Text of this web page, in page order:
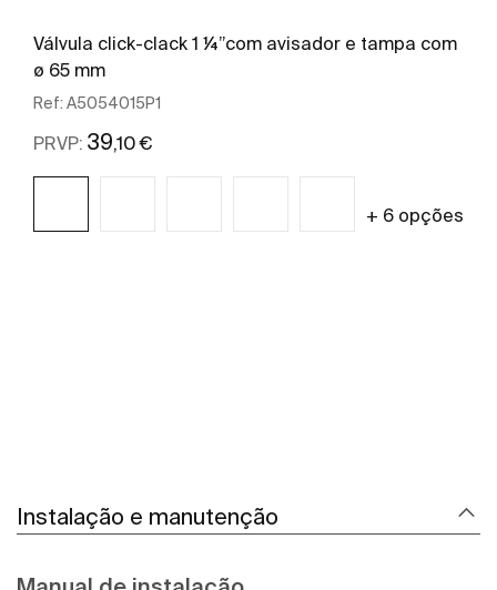
Válvula click-clack 1 ¼”com avisador e tampa com
ø 65 mm
Ref: A5054015P1
PRVP: 39,10 €
+ 6 opções
Instalação e manutenção